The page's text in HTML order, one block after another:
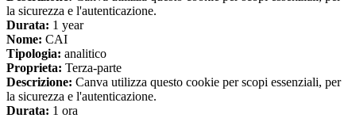
la sicurezza e l'autenticazione.
Durata: 1 year
Nome: CAI
Tipologia: analitico
Proprieta: Terza-parte
Descrizione: Canva utilizza questo cookie per scopi essenziali, per
la sicurezza e l'autenticazione.
Durata: 1 ora